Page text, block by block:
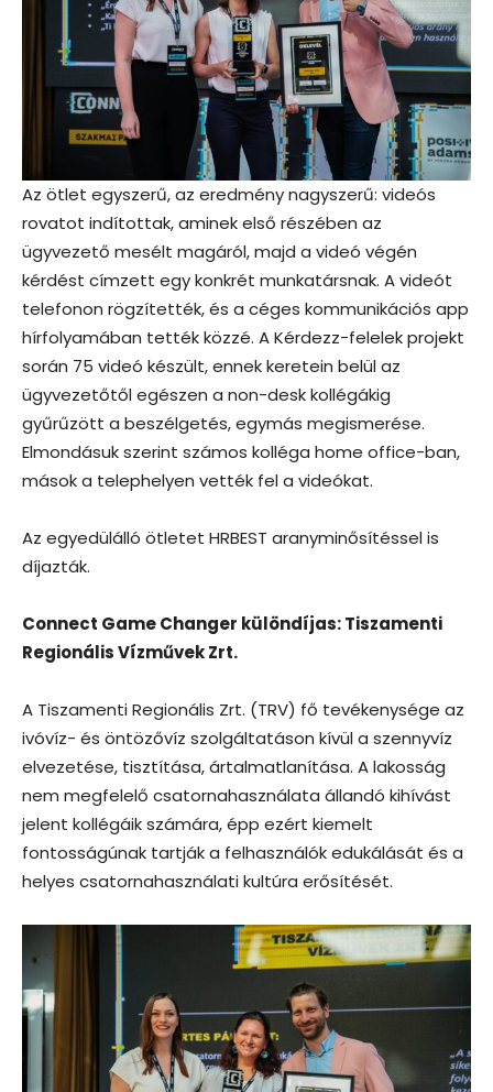
Az ötlet egyszerű, az eredmény nagyszerű: videós
rovatot indítottak, aminek első részében az
ügyvezető mesélt magáról, majd a videó végén
kérdést címzett egy konkrét munkatársnak. A videót
telefonon rögzítették, és a céges kommunikációs app
hírfolyamában tették közzé. A Kérdezz-felelek projekt
során 75 videó készült, ennek keretein belül az
ügyvezetőtől egészen a non-desk kollégákig
gyűrűzött a beszélgetés, egymás megismerése.
Elmondásuk szerint számos kolléga home office-ban,
mások a telephelyen vették fel a videókat.
Az egyedülálló ötletet HRBEST aranyminősítéssel is
díjazták.
Connect Game Changer különdíjas: Tiszamenti
Regionális Vízművek Zrt.
A Tiszamenti Regionális Zrt. (TRV) fő tevékenysége az
ivóvíz- és öntözővíz szolgáltatáson kívül a szennyvíz
elvezetése, tisztítása, ártalmatlanítása. A lakosság
nem megfelelő csatornahasználata állandó kihívást
jelent kollégáik számára, épp ezért kiemelt
fontosságúnak tartják a felhasználók edukálását és a
helyes csatornahasználati kultúra erősítését.